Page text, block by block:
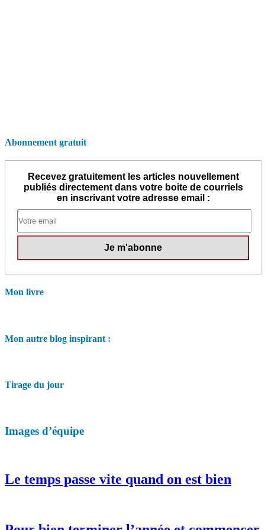
Abonnement gratuit
Recevez gratuitement les articles nouvellement
publiés directement dans votre boite de courriels
en inscrivant votre adresse email :
Mon livre
Mon autre blog inspirant :
Tirage du jour
Images d’équipe
Le temps passe vite quand on est bien